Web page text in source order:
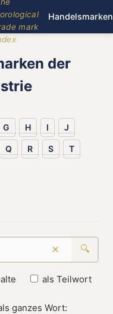
mark
Handelsmarken
der
G H I J
Q R S T
× 🔍
als Teilwort
ganzes Wort: